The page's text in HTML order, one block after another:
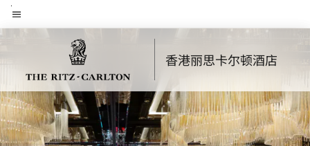
Skip
to菜单文本
香港丽思卡尔顿酒店